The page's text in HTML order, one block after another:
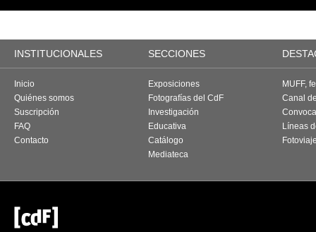
INSTITUCIONALES SECCIONES
Inicio
Quiénes somos
Suscripción
FAQ
Contacto
Exposiciones
Fotografías del CdF
Investigación
Educativa
Catálogo
Mediateca
MUFF,
Canal
Líneas